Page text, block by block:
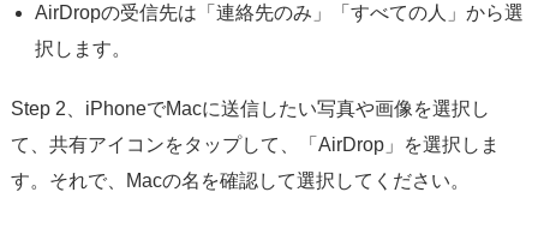
AirDropの受信先は「連絡先のみ」「すべての人」から選
択します。
Step 2、iPhoneでMacに送信したい写真や画像を選択し
て、共有アイコンをタップして、「AirDrop」を選択しま
す。それで、Macの名を確認して選択してください。